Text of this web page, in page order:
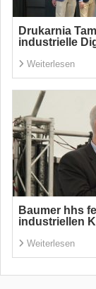
Drukarnia
industrielle
Weiterlesen
Baumer hhs
industriellen
Weiterlesen